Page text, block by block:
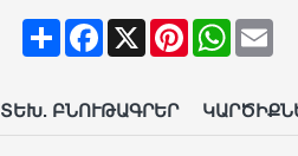
ShareFacebook
X Pinterest
ՏԵԽ. ԲՆՈՒԹԱԳՐԵՐ